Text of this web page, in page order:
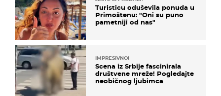
Turisticu oduševila ponuda u
Primoštenu: "Oni su puno
pametniji od nas"
IMPRESIVNO!
Scena iz Srbije fascinirala
društvene mreže! Pogledajte
neobičnog ljubimca